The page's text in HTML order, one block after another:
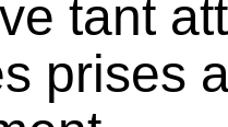
tant
prises